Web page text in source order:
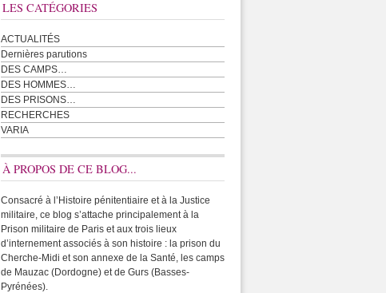
LES CATÉGORIES
ACTUALITÉS
Dernières parutions
DES CAMPS…
DES HOMMES…
DES PRISONS…
RECHERCHES
VARIA
À PROPOS DE CE BLOG...
Consacré à l’Histoire pénitentiaire et à la Justice
militaire, ce blog s’attache principalement à la
Prison militaire de Paris et aux trois lieux
d’internement associés à son histoire : la prison du
Cherche-Midi et son annexe de la Santé, les camps
de Mauzac (Dordogne) et de Gurs (Basses-
Pyrénées).